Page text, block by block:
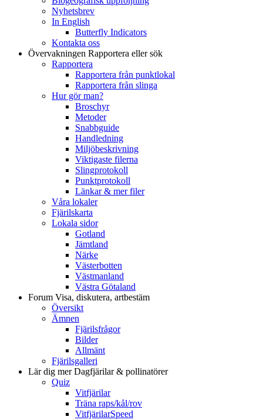
Nyhetsbrev
In English
Butterfly Indicators
Kontakta oss
Övervakningen Rapportera eller sök
Rapportera
Rapportera från punktlokal
Rapportera från slinga
Hur gör man?
Broschyr
Metoder
Snabbguide
Handledning
Miljöbeskrivning
Viktigaste filerna
Slingprotokoll
Punktprotokoll
Länkar & mer filer
Våra lokaler
Fjärilskarta
Lokala sidor
Gotland
Jämtland
Närke
Västerbotten
Västmanland
Västra Götaland
Forum Visa, diskutera, artbestäm
Översikt
Ämnen
Fjärilsfrågor
Bilder
Allmänt
Fjärilsgalleri
Lär dig merDagfjärilar & pollinatörer
Quiz
Vitfjärilar
Träna raps/kål/rov
VitfjärilarSpeed